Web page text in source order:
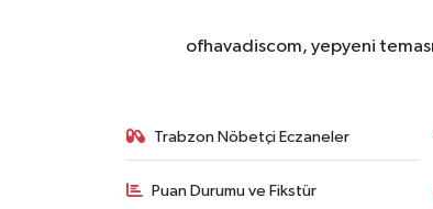
ofhavadiscom, yepyeni
Trabzon Nöbetçi Eczaneler
Puan Durumu ve Fikstür